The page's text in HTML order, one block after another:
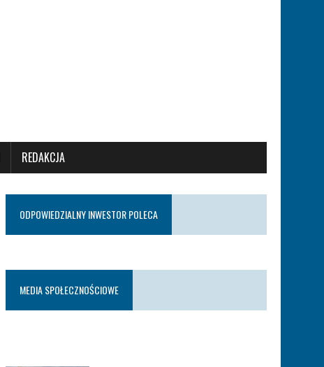
REDAKCJA
ODPOWIEDZIALNY INWESTOR POLECA
MEDIA SPOŁECZNOŚCIOWE